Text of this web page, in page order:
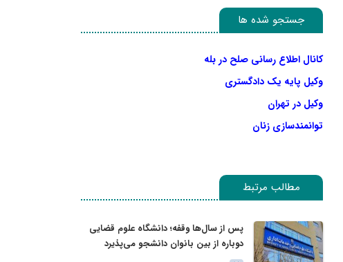
جستجو شده ها
کانال اطلاع رسانی صلح در بله
وکیل پایه یک دادگستری
وکیل در تهران
توانمندسازی زنان
مطالب مرتبط
پس از سال‌ها وقفه؛ دانشگاه علوم قضایی
دوباره از بین بانوان دانشجو می‌پذیرد